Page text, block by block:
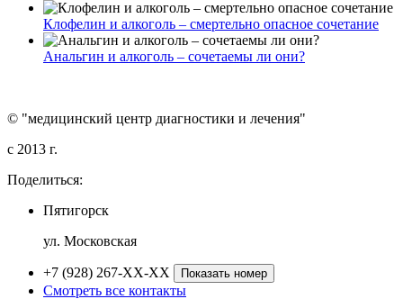
Клофелин и алкоголь – смертельно опасное сочетание
Анальгин и алкоголь – сочетаемы ли они?
© "медицинский центр диагностики и лечения"
c 2013 г.
Поделиться:
Пятигорск
ул. Московская
+7 (928) 267-XX-XX Показать номер
Смотреть все контакты